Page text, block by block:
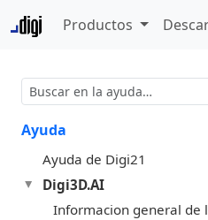
Productos
Ayuda
Ayuda de Digi21
Digi3D.AI
Informacion general de